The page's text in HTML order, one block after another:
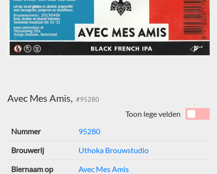
Avec Mes Amis, #95280
Toon lege velden
Nummer
95280
Brouwerij Uthoka Brouwstudio
Biernaam op
Avec Mes Amis